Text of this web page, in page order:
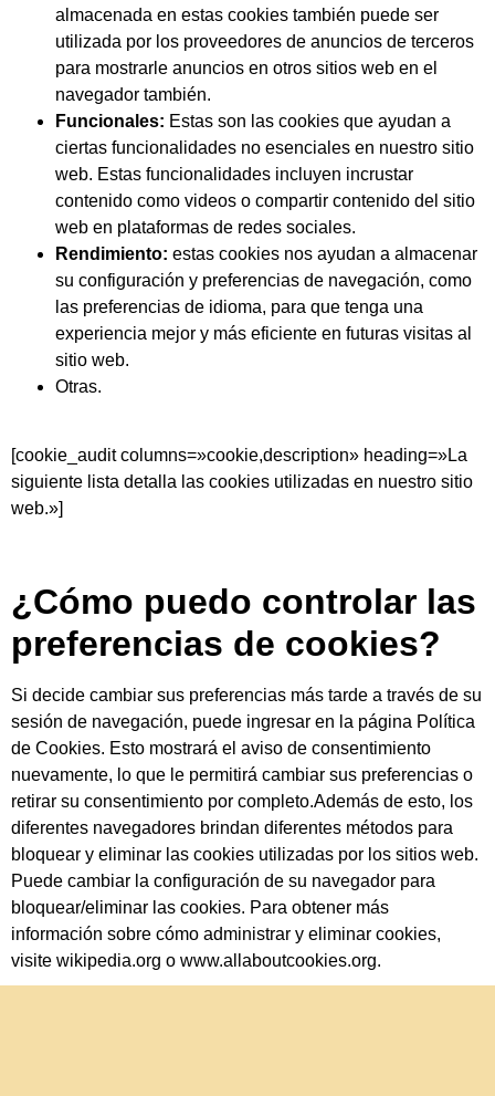
almacenada en estas cookies también puede ser
utilizada por los proveedores de anuncios de terceros
para mostrarle anuncios en otros sitios web en el
navegador también.
Funcionales: Estas son las cookies que ayudan a
ciertas funcionalidades no esenciales en nuestro sitio
web. Estas funcionalidades incluyen incrustar
contenido como videos o compartir contenido del sitio
web en plataformas de redes sociales.
Rendimiento: estas cookies nos ayudan a almacenar
su configuración y preferencias de navegación, como
las preferencias de idioma, para que tenga una
experiencia mejor y más eficiente en futuras visitas al
sitio web.
Otras.
[cookie_audit columns=»cookie,description» heading=»La
siguiente lista detalla las cookies utilizadas en nuestro sitio
web.»]
¿Cómo puedo controlar las
preferencias de cookies?
Si decide cambiar sus preferencias más tarde a través de su
sesión de navegación, puede ingresar en la página Política
de Cookies. Esto mostrará el aviso de consentimiento
nuevamente, lo que le permitirá cambiar sus preferencias o
retirar su consentimiento por completo.Además de esto, los
diferentes navegadores brindan diferentes métodos para
bloquear y eliminar las cookies utilizadas por los sitios web.
Puede cambiar la configuración de su navegador para
bloquear/eliminar las cookies. Para obtener más
información sobre cómo administrar y eliminar cookies,
visite wikipedia.org o www.allaboutcookies.org.